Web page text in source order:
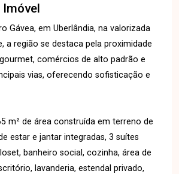
Imóvel
Gávea, em Uberlândia, na valorizada
a região se destaca pela proximidade
comércios de alto padrão e
vias, oferecendo sofisticação e
m² de área construída em terreno de
estar e jantar integradas, 3 suítes
banheiro social, cozinha, área de
lavanderia, estendal privado,